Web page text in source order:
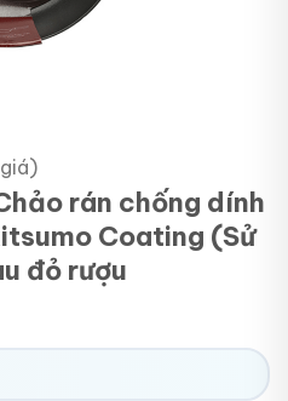
rán chống dính
Coating (Sử
đỏ rượu